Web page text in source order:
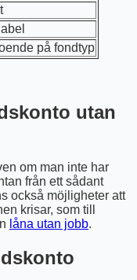
på fondtyp
utan
om man inte har
från ett sådant
också möjligheter att
krisar, som till
låna utan jobb.